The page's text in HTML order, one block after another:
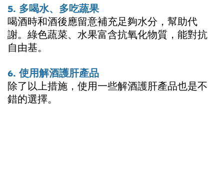
5. 多喝水、多吃蔬果
喝酒時和酒後應留意補充足夠水分，幫助代
謝。綠色蔬菜、水果富含抗氧化物質，能對抗
自由基。
6. 使用解酒護肝產品
除了以上措施，使用一些解酒護肝產品也是不
錯的選擇。